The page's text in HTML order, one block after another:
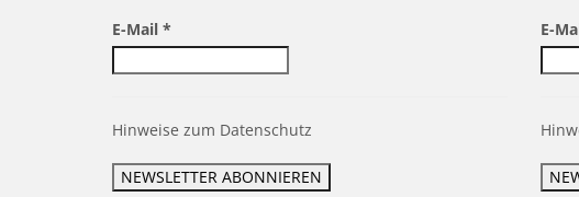
E-Mail *
Hinweise zum Datenschutz
E-